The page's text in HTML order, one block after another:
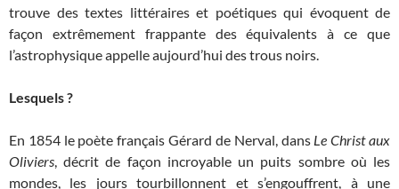
trouve des textes littéraires et poétiques qui évoquent de
façon extrêmement frappante des équivalents à ce que
l’astrophysique appelle aujourd’hui des trous noirs.
Lesquels ?
En 1854 le poète français Gérard de Nerval, dans Le Christ aux
Oliviers, décrit de façon incroyable un puits sombre où les
mondes, les jours tourbillonnent et s’engouffrent, à une